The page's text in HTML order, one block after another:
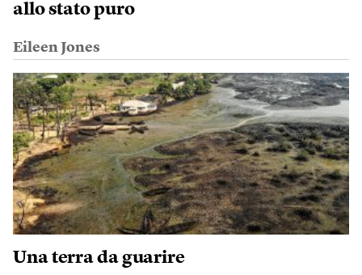
allo stato puro
Eileen Jones
Una terra da guarire